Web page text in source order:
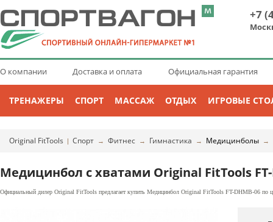
+7
О компании Доставка и оплата Официальная гарантия
ТРЕНАЖЕРЫ СПОРТ МАССАЖ ОТДЫХ ИГРОВЫЕ
Original FitTools | Спорт → Фитнес → Гимнастика → Медицинболы →
Медицинбол с хватами Original FitTools FT-
Официальный дилер Original FitTools предлагает купить Медицинбол Original FitTools FT-DHMB-06 по